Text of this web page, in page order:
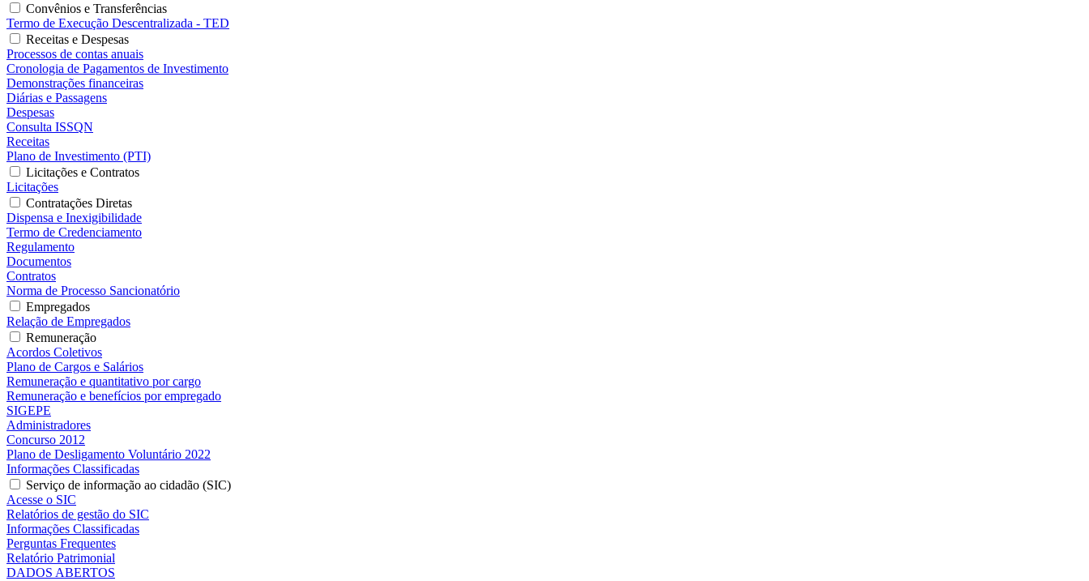
Convênios e Transferências
Termo de Execução Descentralizada - TED
Receitas e Despesas
Processos de contas anuais
Cronologia de Pagamentos de Investimento
Demonstrações financeiras
Diárias e Passagens
Despesas
Consulta ISSQN
Receitas
Plano de Investimento (PTI)
Licitações e Contratos
Licitações
Contratações Diretas
Dispensa e Inexigibilidade
Termo de Credenciamento
Regulamento
Documentos
Contratos
Norma de Processo Sancionatório
Empregados
Relação de Empregados
Remuneração
Acordos Coletivos
Plano de Cargos e Salários
Remuneração e quantitativo por cargo
Remuneração e benefícios por empregado
SIGEPE
Administradores
Concurso 2012
Plano de Desligamento Voluntário 2022
Informações Classificadas
Serviço de informação ao cidadão (SIC)
Acesse o SIC
Relatórios de gestão do SIC
Informações Classificadas
Perguntas Frequentes
Relatório Patrimonial
DADOS ABERTOS